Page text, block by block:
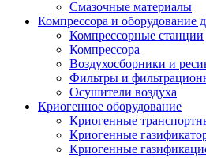
Смазочные материалы
Компрессора и оборудование
Компрессорные станции
Компрессора
Воздухосборники и
Фильтры и
Осушители воздуха
Криогенное оборудование
Криогенные
Криогенные
Криогенные